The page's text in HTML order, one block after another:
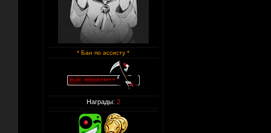
* Бан по ассисту *
Награды: 2